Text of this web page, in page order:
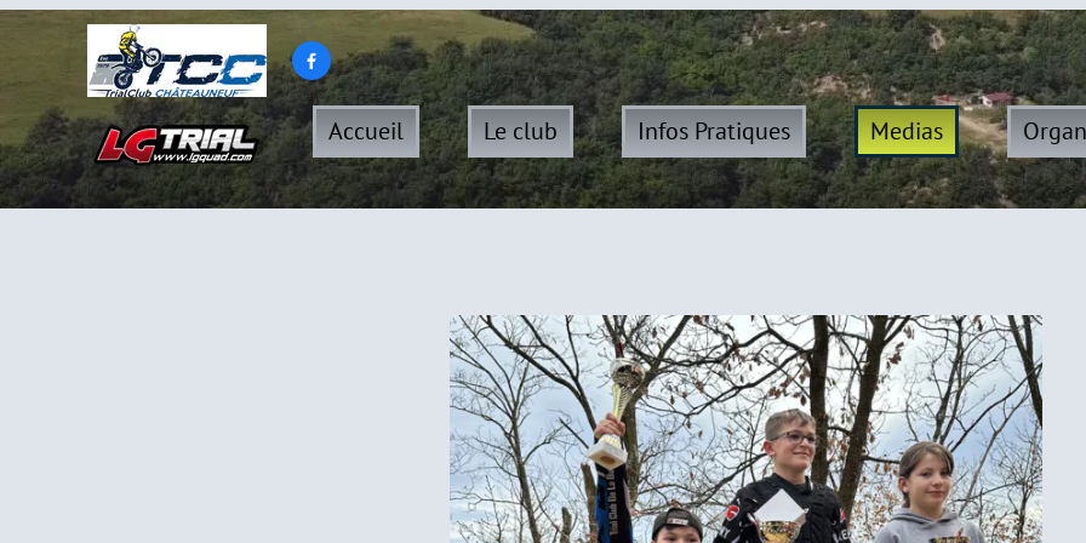
Accueil Le club Infos Pratiques Medias
